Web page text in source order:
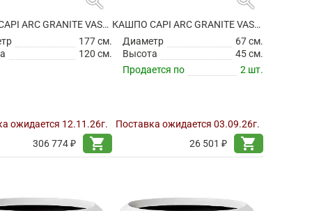
КАШПО CAPI ARC GRANITE VASE BALL WARM TAUPE
177 см.
120 см.
ожидается 12.11.26г.
306 774 ₽
shopping_cart
КАШПО CAPI ARC GRANITE VASE BALL WHITE
Диаметр
67 см.
Высота
45 см.
Продается по
2 шт.
Поставка ожидается 03.09.26г.
26 501 ₽
shopping_cart